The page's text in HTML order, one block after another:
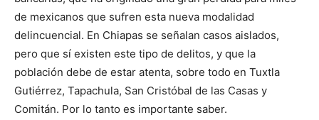
de mexicanos que sufren esta nueva modalidad
delincuencial. En Chiapas se señalan casos aislados,
pero que sí existen este tipo de delitos, y que la
población debe de estar atenta, sobre todo en Tuxtla
Gutiérrez, Tapachula, San Cristóbal de las Casas y
Comitán. Por lo tanto es importante saber.